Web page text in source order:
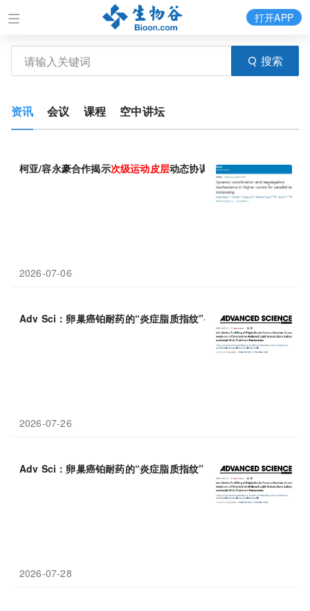
搜索
打开APP
资讯 会议 课程 空中讲坛
柯亚/容永豪合作揭示次级运动皮层动态协调与分离机制
2026-07-06
Adv Sci：卵巢癌铂耐药的“炎症脂质指纹”——中国学者发现COX-
2026-07-26
Adv Sci：卵巢癌铂耐药的“炎症脂质指纹”，中国学者发现COX-
2026-07-28